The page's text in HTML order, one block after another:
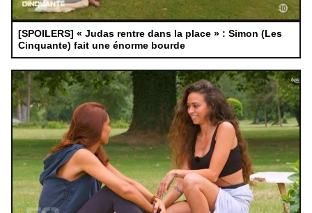
[SPOILERS] « Judas rentre dans la place » : Simon (Les
Cinquante) fait une énorme bourde